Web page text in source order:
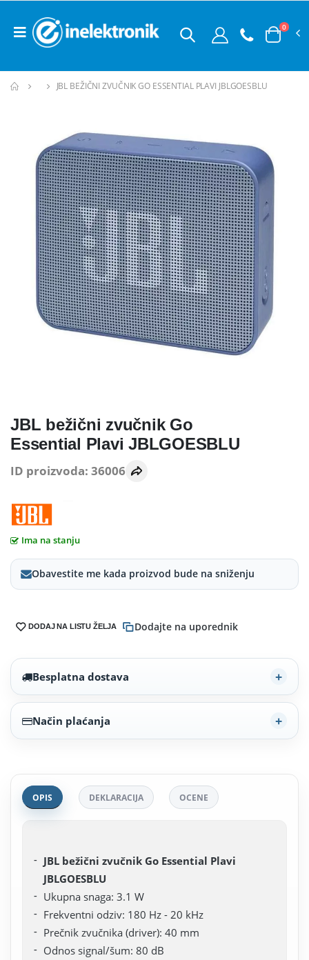
0
JBL BEŽIČNI ZVUČNIK GO ESSENTIAL PLAVI JBLGOESBLU
JBL bežični zvučnik Go
Essential Plavi JBLGOESBLU
ID proizvoda: 36006
Ima na stanju
Obavestite me kada proizvod bude na sniženju
DODAJ NA LISTU ŽELJA Dodajte na uporednik
Besplatna dostava
Način plaćanja
OPIS DEKLARACIJA OCENE
JBL bežični zvučnik Go Essential Plavi
JBLGOESBLU
Ukupna snaga: 3.1 W
Frekventni odziv: 180 Hz - 20 kHz
Prečnik zvučnika (driver): 40 mm
Odnos signal/šum: 80 dB